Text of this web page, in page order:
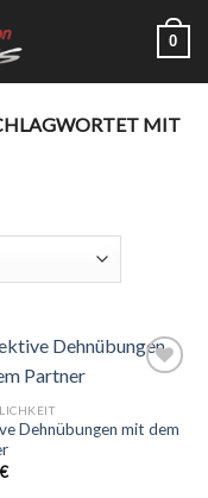
0
MIT
Dehnübungen mit dem
€